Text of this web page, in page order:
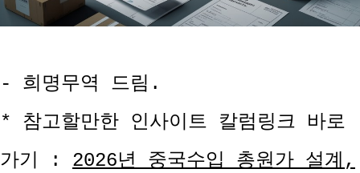
- 희명무역 드림.
* 참고할만한 인사이트 칼럼링크 바로
가기 : 2026년 중국수입 총원가 설계,